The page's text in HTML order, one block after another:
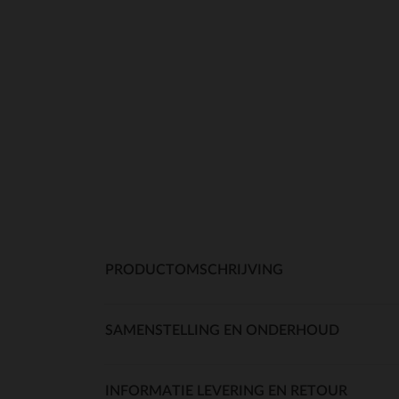
PRODUCTOMSCHRIJVING
SAMENSTELLING EN ONDERHOUD
INFORMATIE LEVERING EN RETOUR